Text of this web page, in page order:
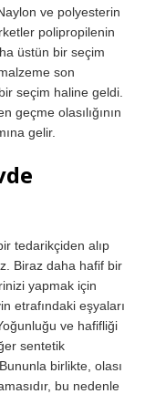
ve polyesterin
polipropilenin
üstün bir seçim
son
seçim haline geldi.
geçme olasılığının
gelir.
tedarikçiden alıp
Biraz daha hafif bir
yapmak için
etrafındaki eşyaları
ve hafifliği
sentetik
birlikte, olası
bu nedenle